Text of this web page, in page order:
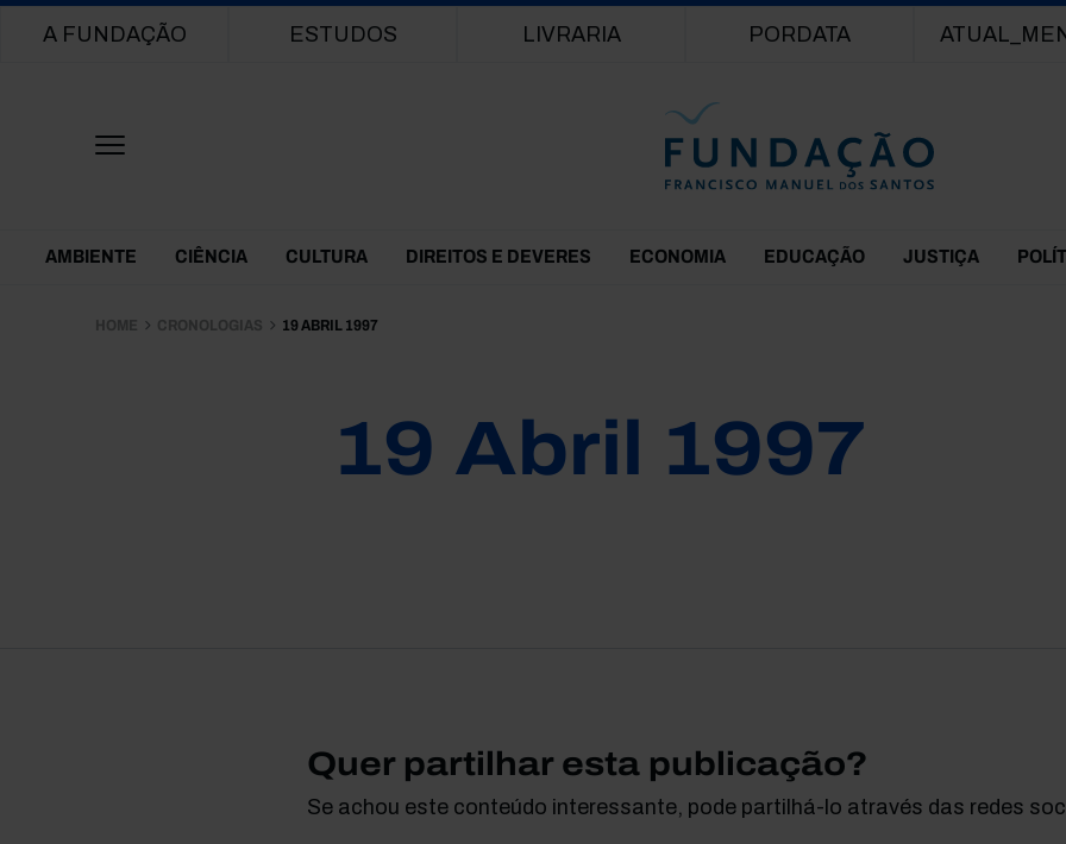
Main navigation
A FUNDAÇÃO ESTUDOS LIVRARIA PORDATA
Themes Menu
AMBIENTE CIÊNCIA CULTURA DIREITOS E DEVERES ECONOMIA EDUCAÇÃO JUSTIÇA
HOME CRONOLOGIAS 19 ABRIL 1997
19 Abril 1997
Quer partilhar esta publicação?
Se achou este conteúdo interessante, pode partilhá-lo através das redes